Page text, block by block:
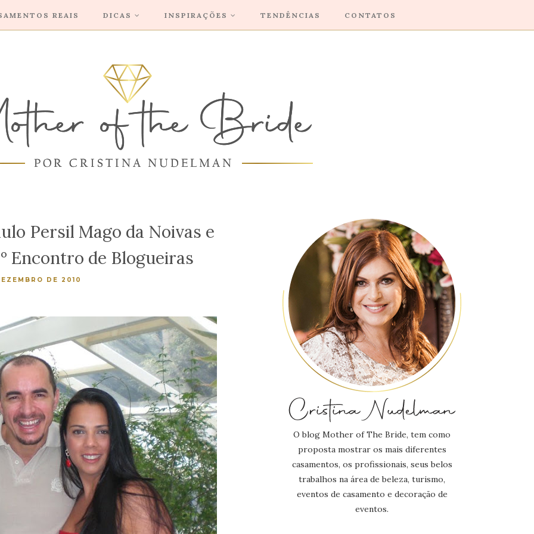
REAIS DICAS INSPIRAÇÕES TENDÊNCIAS CONTATOS
Persil Mago da Noivas e
Encontro de Blogueiras
DE 2010
O blog Mother of The Bride, tem como
proposta mostrar os mais diferentes
casamentos, os profissionais, seus belos
trabalhos na área de beleza, turismo,
eventos de casamento e decoração de
eventos.